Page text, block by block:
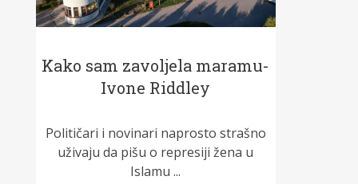
Kako sam zavoljela maramu-
Ivone Riddley
Političari i novinari naprosto strašno
uživaju da pišu o represiji žena u
Islamu ...